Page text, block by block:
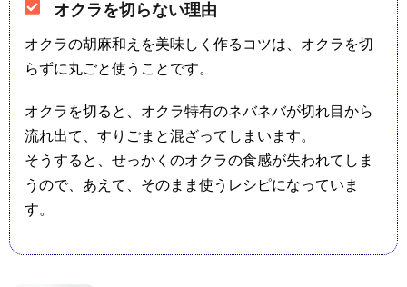
オクラを切らない理由
オクラの胡麻和えを美味しく作るコツは、オクラを切
らずに丸ごと使うことです。
オクラを切ると、オクラ特有のネバネバが切れ目から
流れ出て、すりごまと混ざってしまいます。
そうすると、せっかくのオクラの食感が失われてしま
うので、あえて、そのまま使うレシピになっていま
す。